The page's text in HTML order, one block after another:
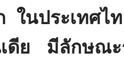
ในประเทศไ
เดีย มีลักษณ